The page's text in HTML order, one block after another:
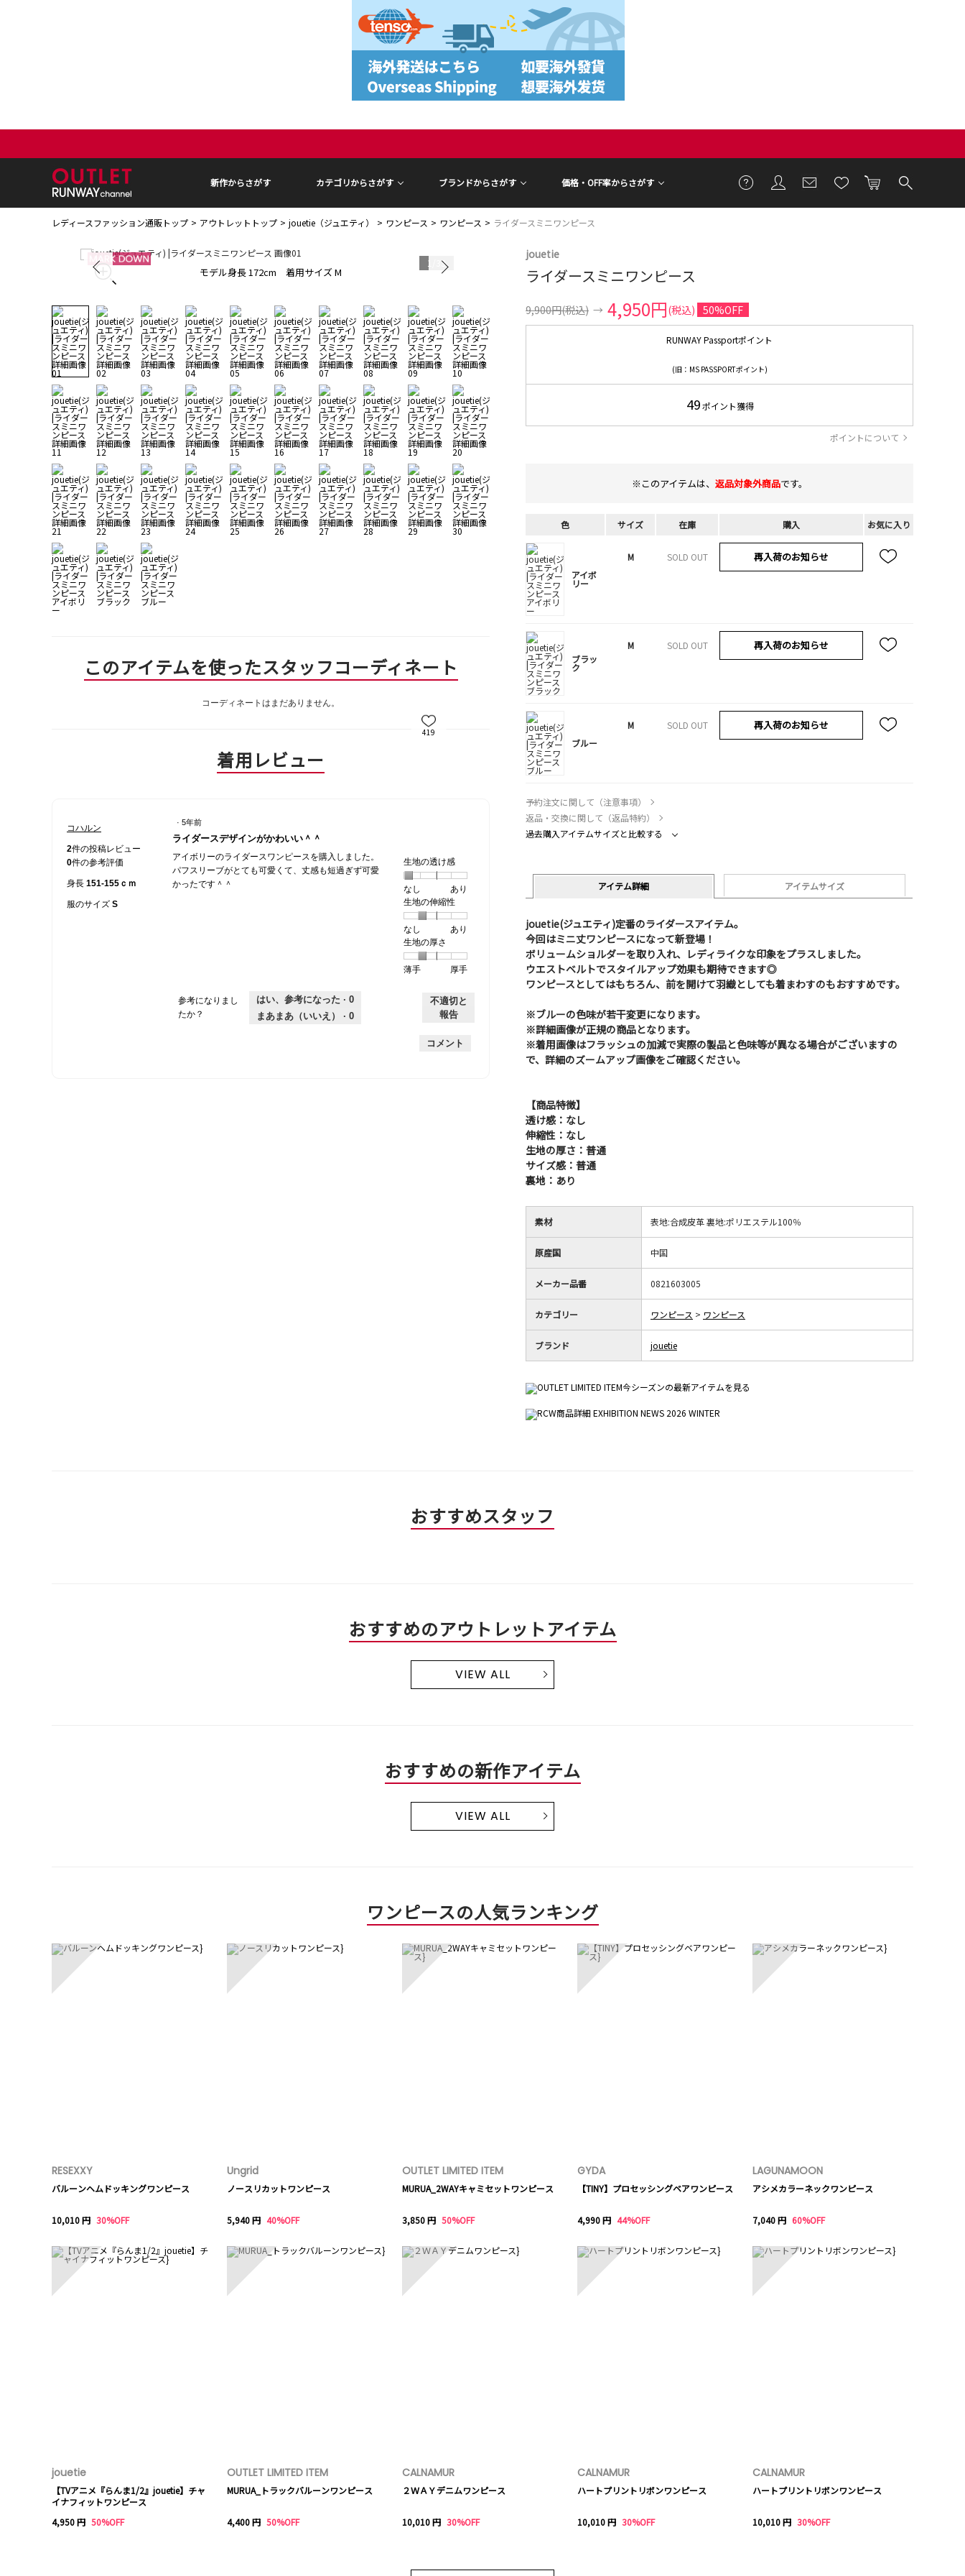
新作からさがす カテゴリからさがす ブランドからさがす 価格・OFF率からさがす
レディースファッション通販トップ アウトレットトップ jouetie（ジュエティ） ワンピース ワンピース ライダースミニワンピース
モデル身長 172cm 着用サイズ M モデル身長 174cm 着用サイズ M
419
1 33
このアイテムを使ったスタッフコーディネート
コーディネートはまだありません。
着用レビュー
コハルン
2件の投稿レビュー
0件の参考評価
身長 151-155ｃｍ
服のサイズ S
4
／
5
個
· 5年前
ライダースデザインがかわいい＾＾
アイボリーのライダースワンピースを購入しました。
パフスリーブがとても可愛くて、丈感も短過ぎず可愛
かったです＾＾
生地の透け感
なし
1
個
な
し
あり
の
評
は
あ
地
の
け
感,
的
な
価
生地の伸縮性
なし
1
個
し
あり
の
評
あ
り
地
の
性,
平
的
生地の厚さ
薄手
個
は
手
厚手
評
価
厚
の
厚
平
参考になりまし
たか？
はい、参考になった · 0
まあまあ（いいえ） · 0
不適切と
報告
コメント
jouetie
ライダースミニワンピース
9,900円(税込) → 4,950円(税込) 50%OFF
RUNWAY Passportポイント
(旧：MS PASSPORTポイント)
49ポイント獲得
ポイントについて
※このアイテムは、 返品対象外商品です。
色 サイズ 在庫 購入 お気に入り
アイボ
リー
M SOLD OUT 再入荷のお知らせ
ブラッ
ク
M SOLD OUT 再入荷のお知らせ
ブルー
M SOLD OUT 再入荷のお知らせ
予約注文に関して（注意事項）
返品・交換に関して（返品特約）
過去購入アイテムサイズと比較する
アイテム詳細 アイテムサイズ
jouetie(ジュエティ)定番のライダースアイテム。
今回はミニ丈ワンピースになって新登場！
ボリュームショルダーを取り入れ、レディライクな印象をプラスしました。
ウエストベルトでスタイルアップ効果も期待できます◎
ワンピースとしてはもちろん、前を開けて羽織としても着まわすのもおすすめです。
※ブルーの色味が若干変更になります。
※詳細画像が正規の商品となります。
※着用画像はフラッシュの加減で実際の製品と色味等が異なる場合がございますの
で、詳細のズームアップ画像をご確認ください。
【商品特徴】
透け感：なし
伸縮性：なし
生地の厚さ：普通
サイズ感：普通
裏地：あり
素材 表地:合成皮革 裏地:ポリエステル100％
原産国 中国
メーカー品番 0821603005
カテゴリー ワンピース > ワンピース
ブランド jouetie
おすすめスタッフ
おすすめのアウトレットアイテム
VIEW ALL
おすすめの新作アイテム
VIEW ALL
ワンピースの人気ランキング
RESEXXY
バルーンヘムドッキングワンピース
10,010 円 30%OFF
Ungrid
ノースリカットワンピース
5,940 円 40%OFF
OUTLET LIMITED ITEM
MURUA_2WAYキャミセットワンピース
3,850 円 50%OFF
GYDA
【TINY】プロセッシングベアワンピース
4,990 円 44%OFF
LAGUNAMOON
アシメカラーネックワンピース
7,040 円 60%OFF
jouetie
【TVアニメ『らんま1/2』jouetie】チャ
イナフィットワンピース
4,950 円 50%OFF
OUTLET LIMITED ITEM
MURUA_トラックバルーンワンピース
4,400 円 50%OFF
CALNAMUR
２ＷＡＹデニムワンピース
10,010 円 30%OFF
CALNAMUR
ハートプリントリボンワンピース
10,010 円 30%OFF
CALNAMUR
ハートプリントリボンワンピース
10,010 円 30%OFF